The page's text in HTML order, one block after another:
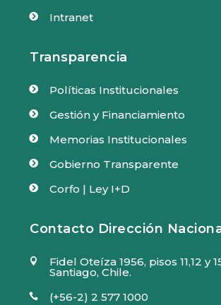
 Intranet
Transparencia
 Políticas Institucionales
 Gestión y Financiamiento
 Memorias Institucionales
 Gobierno Transparente
 Corfo | Ley I+D
Contacto Dirección
 Fidel Oteíza 1956, pisos 11,12 y
Santiago, Chile.
 (+56-2) 2 577 1000